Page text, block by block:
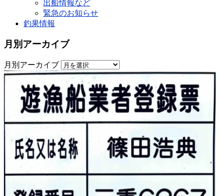
出船情報など
緊急のお知らせ
釣果情報
月別アーカイブ
月別アーカイブ